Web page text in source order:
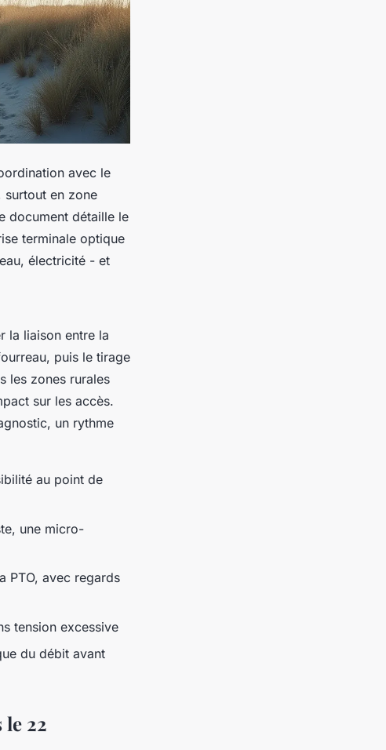
avec le
surtout en zone
document détaille le
terminale optique
électricité - et
la liaison entre la
puis le tirage
les zones rurales
sur les accès.
un rythme
au point de
une micro-
PTO, avec regards
tension excessive
du débit avant
22